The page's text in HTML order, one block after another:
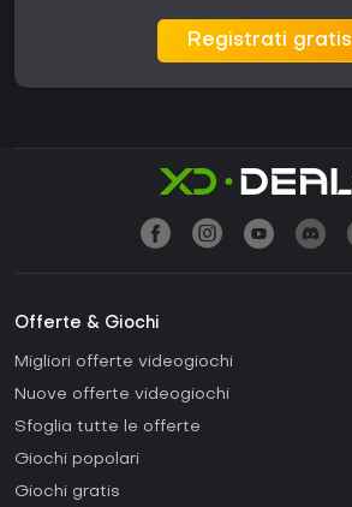
Registrati gratis
Offerte & Giochi
Migliori offerte videogiochi
Nuove offerte videogiochi
Sfoglia tutte le offerte
Giochi popolari
Giochi gratis